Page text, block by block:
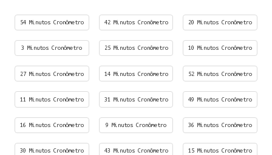
54 Minutos Cronômetro 42 Minutos Cronômetro 20 Minutos Cronômetro
3 Minutos Cronômetro 25 Minutos Cronômetro 10 Minutos Cronômetro
27 Minutos Cronômetro 14 Minutos Cronômetro 52 Minutos Cronômetro
11 Minutos Cronômetro 31 Minutos Cronômetro 49 Minutos Cronômetro
16 Minutos Cronômetro 9 Minutos Cronômetro 36 Minutos Cronômetro
30 Minutos Cronômetro 43 Minutos Cronômetro 15 Minutos Cronômetro